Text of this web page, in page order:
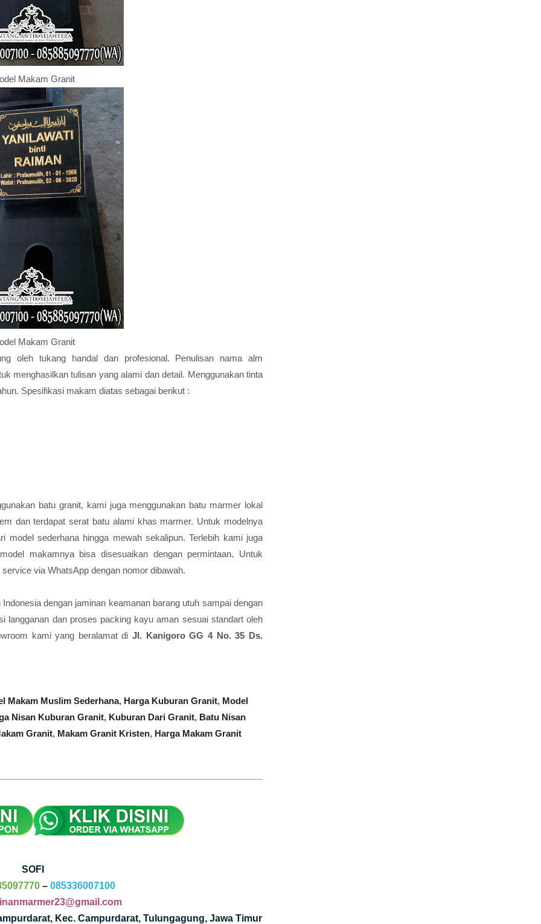
Makam Granit
Makam Granit
oleh tukang handal dan profesional. Penulisan nama alm
menghasilkan tulisan yang alami dan detail. Menggunakan tinta
Spesifikasi makam diatas sebagai berikut :
batu granit, kami juga menggunakan batu marmer lokal
dan terdapat serat batu alami khas marmer. Untuk modelnya
model sederhana hingga mewah sekalipun. Terlebih kami juga
makamnya bisa disesuaikan dengan permintaan. Untuk
via WhatsApp dengan nomor dibawah.
dengan jaminan keamanan barang utuh sampai dengan
langganan dan proses packing kayu aman sesuai standart oleh
kami yang beralamat diJl. Kanigoro GG 4 No. 35 Ds.
Makam Muslim Sederhana, Harga Kuburan Granit, Model
Nisan Kuburan Granit, Kuburan Dari Granit, Batu Nisan
Granit, Makam Granit Kristen, Harga Makam Granit
SOFI
– 085336007100
Kec. Campurdarat, Tulungagung, Jawa Timur